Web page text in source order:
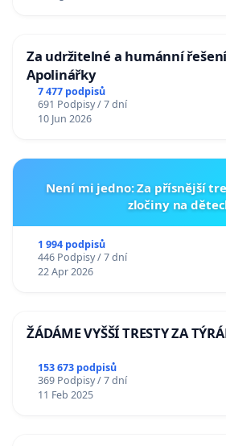
Za udržitelné a humánní
Apolinářky
7 477 podpisů
691 Podpisy / 7 dní
10 Jun 2026
Není mi jedno: Za přísnější
zločiny na
1 994 podpisů
446 Podpisy / 7 dní
22 Apr 2026
ŽÁDÁME VYŠŠÍ TRESTY ZA
153 673 podpisů
369 Podpisy / 7 dní
11 Feb 2025